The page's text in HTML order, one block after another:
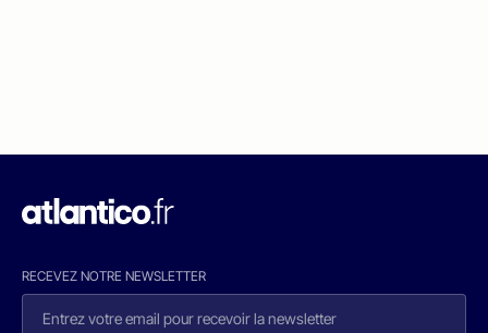
RECEVEZ NOTRE NEWSLETTER